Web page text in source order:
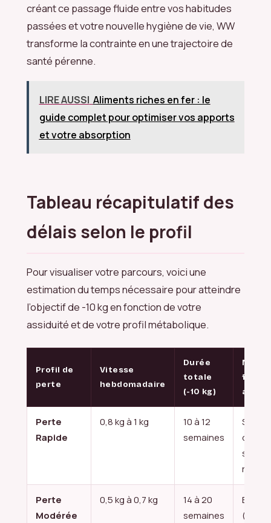
créant ce passage fluide entre vos habitudes
passées et votre nouvelle hygiène de vie, WW
transforme la contrainte en une trajectoire de
santé pérenne.
LIRE AUSSI Aliments riches en fer : le
guide complet pour optimiser vos apports
et votre absorption
Tableau récapitulatif des
délais selon le profil
Pour visualiser votre parcours, voici une
estimation du temps nécessaire pour atteindre
l’objectif de -10 kg en fonction de votre
assiduité et de votre profil métabolique.
Profil de
perte
Vitesse
hebdomadaire
Durée
totale
(-10 kg)
Perte
Rapide
0,8 kg à 1 kg
10 à 12
semaines
sport
Perte
Modérée
0,5 kg à 0,7 kg
14 à 20
semaines